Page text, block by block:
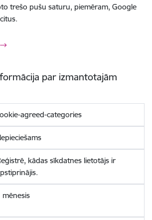
trešo pušu saturu, piemēram, Google
par izmantotajām
agreed-categories
kādas sīkdatnes lietotājs ir
mēnesis